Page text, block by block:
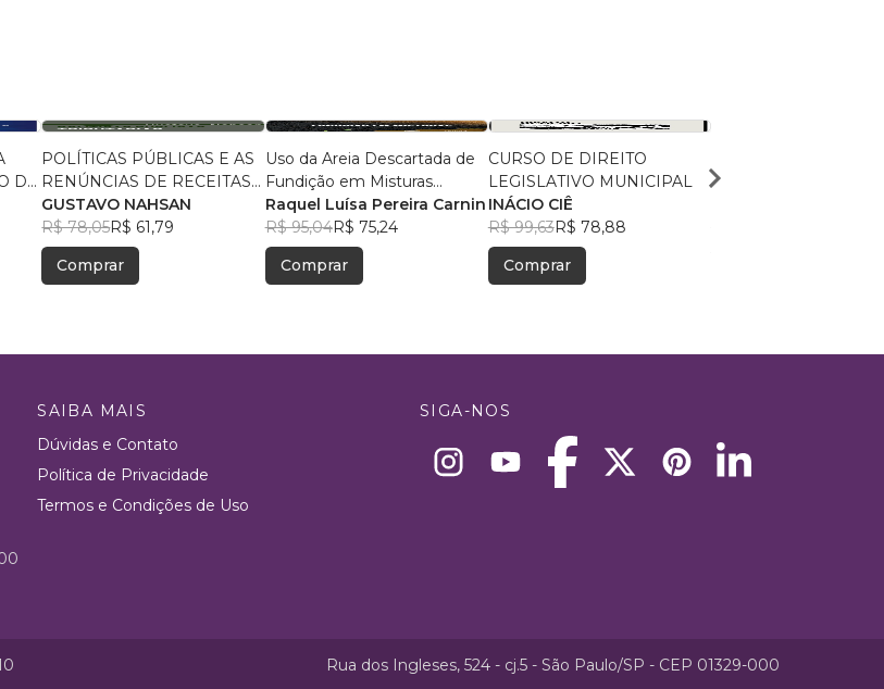
DE
POLÍTICAS PÚBLICAS E AS
RENÚNCIAS DE RECEITAS
TRIBUTÁRIAS
GUSTAVO NAHSAN
R$ 78,05R$ 61,79
Comprar
Uso da Areia Descartada de
Fundição em Misturas
Asfálticas:
Raquel Luísa Pereira Carnin
R$ 95,04R$ 75,24
Comprar
CURSO DE DIREITO
LEGISLATIVO MUNICIPAL
INÁCIO CIÊ
R$ 99,63R$ 78,88
Comprar
Oito de Janeiro
SAIBA MAIS
Dúvidas e Contato
Política de Privacidade
Termos e Condições de Uso
SIGA-NOS
Rua dos Ingleses, 524 - cj.5 - São Paulo/SP - CEP 01329-000